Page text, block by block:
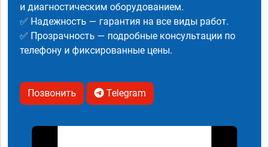
и диагностическим оборудованием.
✅ Надежность — гарантия на все виды работ.
✅ Прозрачность — подробные консультации по
телефону и фиксированные цены.
Позвонить Telegram